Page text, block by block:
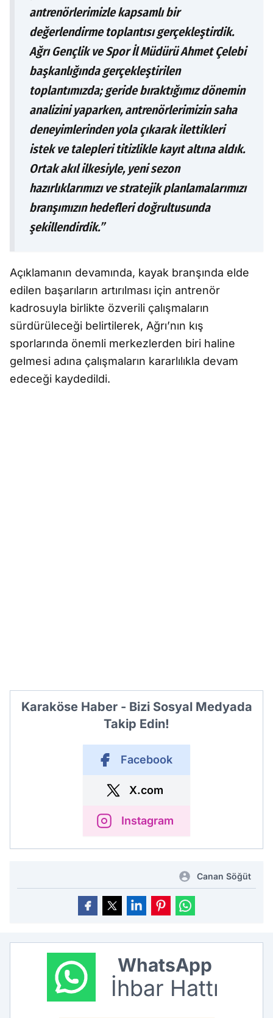
antrenörlerimizle kapsamlı bir
değerlendirme toplantısı gerçekleştirdik.
Ağrı Gençlik ve Spor İl Müdürü Ahmet Çelebi
başkanlığında gerçekleştirilen
toplantımızda; geride bıraktığımız dönemin
analizini yaparken, antrenörlerimizin saha
deneyimlerinden yola çıkarak ilettikleri
istek ve talepleri titizlikle kayıt altına aldık.
Ortak akıl ilkesiyle, yeni sezon
hazırlıklarımızı ve stratejik planlamalarımızı
branşımızın hedefleri doğrultusunda
şekillendirdik.”
Açıklamanın devamında, kayak branşında elde
edilen başarıların artırılması için antrenör
kadrosuyla birlikte özverili çalışmaların
sürdürüleceği belirtilerek, Ağrı’nın kış
sporlarında önemli merkezlerden biri haline
gelmesi adına çalışmaların kararlılıkla devam
edeceği kaydedildi.
Karaköse Haber - Bizi Sosyal Medyada
Takip Edin!
Facebook
X.com
Instagram
Canan Söğüt
WhatsApp
İhbar Hattı